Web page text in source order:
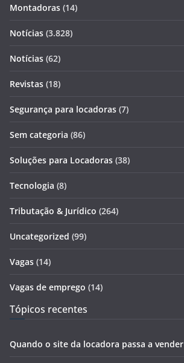
Montadoras (14)
Notícias (3.828)
Notícias (62)
Revistas (18)
Segurança para locadoras (7)
Sem categoria (86)
Soluções para Locadoras (38)
Tecnologia (8)
Tributação & Jurídico (264)
Uncategorized (99)
Vagas (14)
Vagas de emprego (14)
Tópicos recentes
Quando o site da locadora passa a vender